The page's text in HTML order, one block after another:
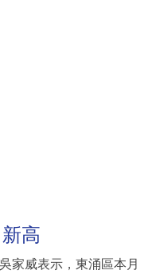
高
家威表示，東涌區本月